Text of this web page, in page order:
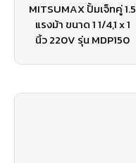
MITSUMAX ปั้มเจ็ทคู่ 1.5
แรงม้า ขนาด 1 1/4,1 x 1
นิ้ว 220V รุ่น MDP150